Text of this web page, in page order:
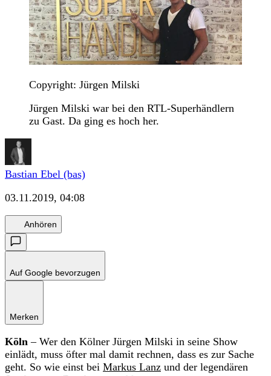
Copyright: Jürgen Milski
Jürgen Milski war bei den RTL-Superhändlern
zu Gast. Da ging es hoch her.
Bastian Ebel (bas)
03.11.2019, 04:08
Anhören
Auf Google bevorzugen
Merken
Köln– Wer den Kölner Jürgen Milski in seine Show
einlädt, muss öfter mal damit rechnen, dass es zur Sache
geht. So wie einst bei Markus Lanz und der legendären